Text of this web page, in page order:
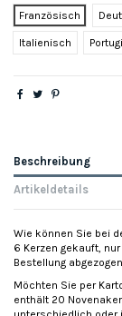
Französisch
Italienisch
Beschreibung
Artikeldetails
Wie können Sie bei
6 Kerzen gekauft,
Bestellung
Möchten Sie per
enthält 20